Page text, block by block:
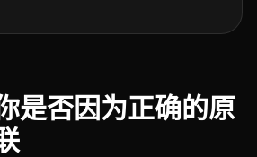
是否因为正确的原